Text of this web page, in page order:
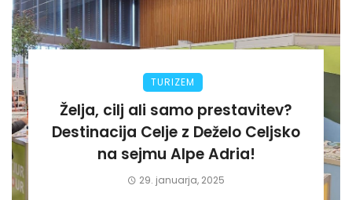
TURIZEM
Želja, cilj ali samo prestavitev?
Destinacija Celje z Deželo Celjsko
na sejmu Alpe Adria!
29. januarja, 2025